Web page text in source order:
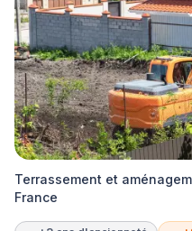
Terrassement et
France